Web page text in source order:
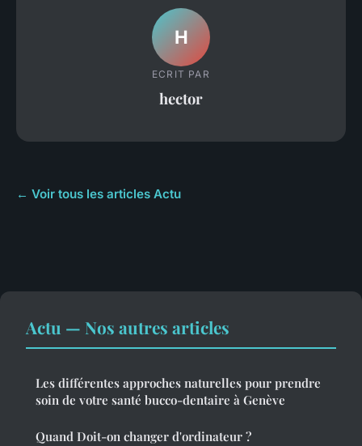
H
ECRIT PAR
hector
← Voir tous les articles Actu
Actu — Nos autres articles
Les différentes approches naturelles pour prendre
soin de votre santé bucco-dentaire à Genève
Quand Doit-on changer d'ordinateur ?